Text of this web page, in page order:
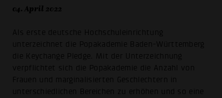
04. April 2022
Als erste deutsche Hochschuleinrichtung
unterzeichnet die Popakademie Baden-Württemberg
die Keychange Pledge. Mit der Unterzeichnung
verpflichtet sich die Popakademie die Anzahl von
Frauen und marginalisierten Geschlechtern in
unterschiedlichen Bereichen zu erhöhen und so eine